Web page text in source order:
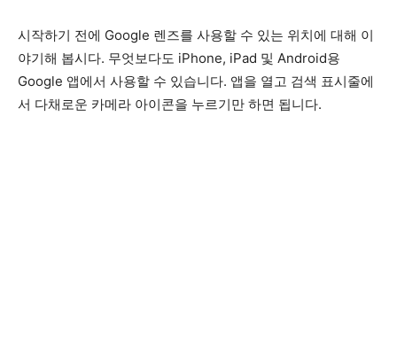
시작하기 전에 Google 렌즈를 사용할 수 있는 위치에 대해 이
야기해 봅시다. 무엇보다도 iPhone, iPad 및 Android용
Google 앱에서 사용할 수 있습니다. 앱을 열고 검색 표시줄에
서 다채로운 카메라 아이콘을 누르기만 하면 됩니다.